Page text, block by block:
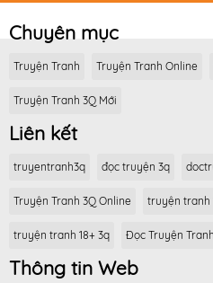
Chuyên mục
Truyện Tranh Truyện Tranh Online
Truyện Tranh 3Q Mới
Liên kết
truyentranh3q đọc truyện 3q
Truyện Tranh 3Q Online truyện tranh
truyện tranh 18+ 3q Đọc Truyện
Thông tin Web